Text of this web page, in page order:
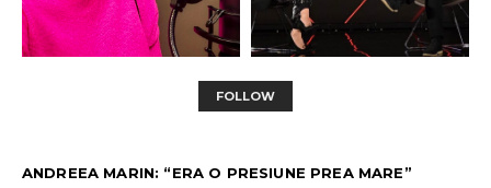
FOLLOW
ANDREEA MARIN: “ERA O PRESIUNE PREA MARE”